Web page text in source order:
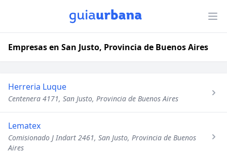
Empresas en San Justo, Provincia de Buenos Aires
Herreria Luque
Centenera 4171, San Justo, Provincia de Buenos Aires
Lematex
Comisionado J Indart 2461, San Justo, Provincia de Buenos
Aires